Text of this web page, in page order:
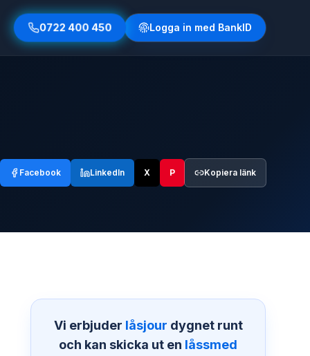
0722 400 450 Logga in med BankID
Facebook LinkedIn X P Kopiera länk
Vi erbjuder låsjour dygnet runt
och kan skicka ut en låssmed